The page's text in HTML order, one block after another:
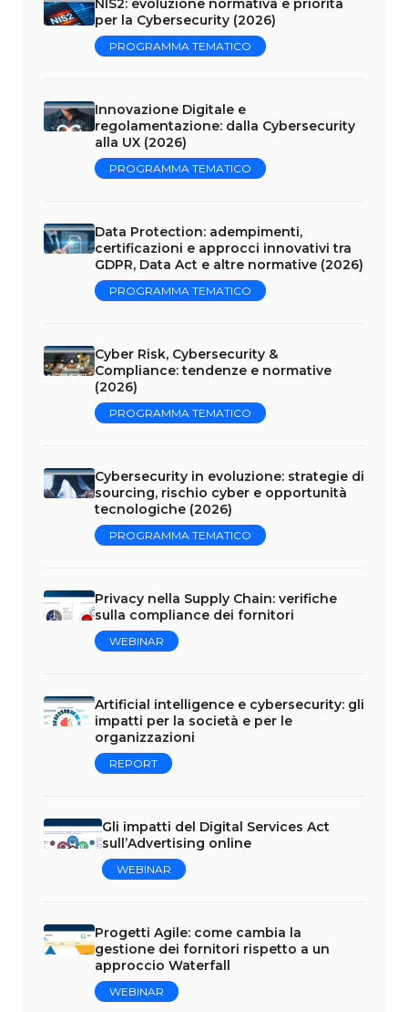
NIS2: evoluzione normativa e priorità
per la Cybersecurity (2026)
PROGRAMMA TEMATICO
Innovazione Digitale e
regolamentazione: dalla Cybersecurity
alla UX (2026)
PROGRAMMA TEMATICO
Data Protection: adempimenti,
certificazioni e approcci innovativi tra
GDPR, Data Act e altre normative (2026)
PROGRAMMA TEMATICO
Cyber Risk, Cybersecurity &
Compliance: tendenze e normative
(2026)
PROGRAMMA TEMATICO
Cybersecurity in evoluzione: strategie di
sourcing, rischio cyber e opportunità
tecnologiche (2026)
PROGRAMMA TEMATICO
Privacy nella Supply Chain: verifiche
sulla compliance dei fornitori
WEBINAR
Artificial intelligence e cybersecurity: gli
impatti per la società e per le
organizzazioni
REPORT
Gli impatti del Digital Services Act
sull’Advertising online
WEBINAR
Progetti Agile: come cambia la
gestione dei fornitori rispetto a un
approccio Waterfall
WEBINAR